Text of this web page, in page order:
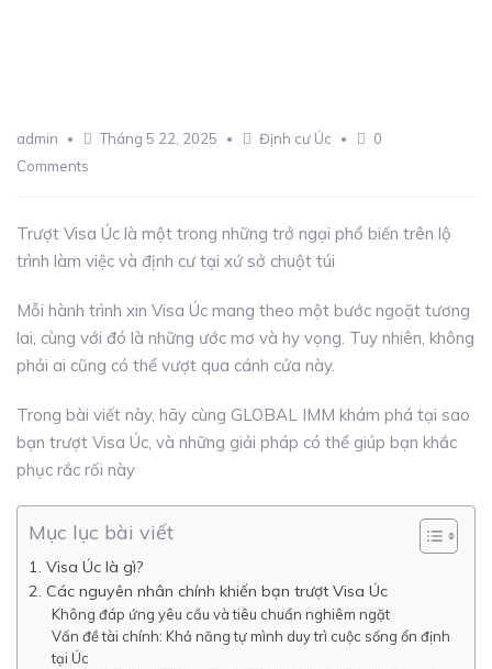
admin Tháng 5 22, 2025 Định cư Úc
0
Comments
Trượt Visa Úc là một trong những trở ngại phổ biến trên lộ
trình làm việc và định cư tại xứ sở chuột túi
Mỗi hành trình xin Visa Úc mang theo một bước ngoặt tương
lai, cùng với đó là những ước mơ và hy vọng. Tuy nhiên, không
phải ai cũng có thể vượt qua cánh cửa này.
Trong bài viết này, hãy cùng GLOBAL IMM khám phá tại sao
bạn trượt Visa Úc, và những giải pháp có thể giúp bạn khắc
phục rắc rối này
Mục lục bài viết
1. Visa Úc là gì?
2. Các nguyên nhân chính khiến bạn trượt Visa Úc
Không đáp ứng yêu cầu và tiêu chuẩn nghiêm ngặt
Vấn đề tài chính: Khả năng tự mình duy trì cuộc sống ổn định
tại Úc